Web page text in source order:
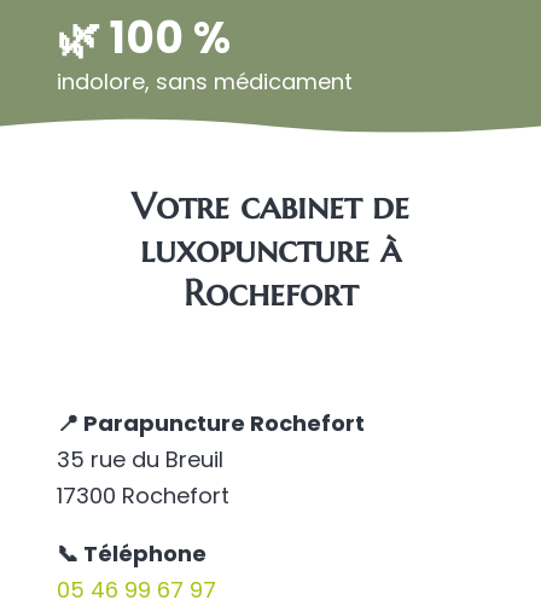
🌿 100 %
indolore, sans médicament
Votre cabinet de
luxopuncture à
Rochefort
📍 Parapuncture Rochefort
35 rue du Breuil
17300 Rochefort
📞 Téléphone
05 46 99 67 97